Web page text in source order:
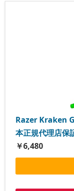
Razer Kraken
本正規代理店保
￥6,480